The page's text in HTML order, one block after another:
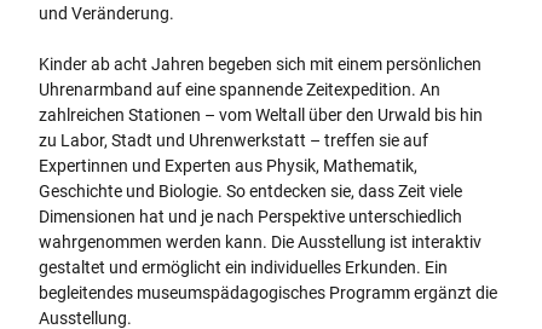
und Veränderung.
Kinder ab acht Jahren begeben sich mit einem persönlichen
Uhrenarmband auf eine spannende Zeitexpedition. An
zahlreichen Stationen – vom Weltall über den Urwald bis hin
zu Labor, Stadt und Uhrenwerkstatt – treffen sie auf
Expertinnen und Experten aus Physik, Mathematik,
Geschichte und Biologie. So entdecken sie, dass Zeit viele
Dimensionen hat und je nach Perspektive unterschiedlich
wahrgenommen werden kann. Die Ausstellung ist interaktiv
gestaltet und ermöglicht ein individuelles Erkunden. Ein
begleitendes museumspädagogisches Programm ergänzt die
Ausstellung.